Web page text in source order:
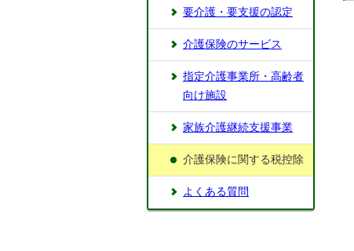
要介護・要支援の認定
介護保険のサービス
指定介護事業所・高齢者
向け施設
家族介護継続支援事業
介護保険に関する税控除
よくある質問